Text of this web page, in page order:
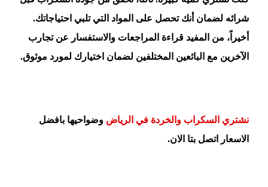
شرائه لضمان أنك تحصل على المواد التي تلبي احتياجاتك.
أخيراً، من المفيد قراءة المراجعات والاستفسار عن تجارب
الآخرين مع البائعين المختلفين لضمان اختيارك لمورد موثوق.
نشتري السكراب والخردة في الرياض وضواحيها بافضل
الاسعار اتصل بتا الان.